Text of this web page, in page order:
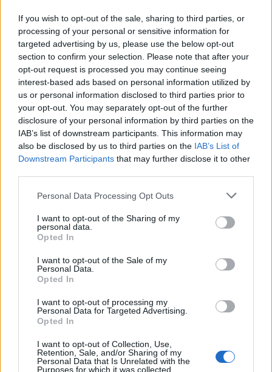
If you wish to opt-out of the sale, sharing to third parties, or
processing of your personal or sensitive information for
targeted advertising by us, please use the below opt-out
section to confirm your selection. Please note that after your
opt-out request is processed you may continue seeing
interest-based ads based on personal information utilized by
us or personal information disclosed to third parties prior to
your opt-out. You may separately opt-out of the further
disclosure of your personal information by third parties on the
IAB’s list of downstream participants. This information may
also be disclosed by us to third parties on the IAB’s List of
Downstream Participants that may further disclose it to other
Personal Data Processing Opt Outs
I want to opt-out of the Sharing of my
personal data.
Opted In
I want to opt-out of the Sale of my
Personal Data.
Opted In
I want to opt-out of processing my
Personal Data for Targeted Advertising.
Opted In
I want to opt-out of Collection, Use,
Retention, Sale, and/or Sharing of my
Personal Data that Is Unrelated with the
Purposes for which it was collected.
Rozpocznij quiz
Potężni czarodzieje - czy
znasz ich wszystkich?
Którym profesorem z
Którą czarodziejką z
"Wiedźmina" jesteś?